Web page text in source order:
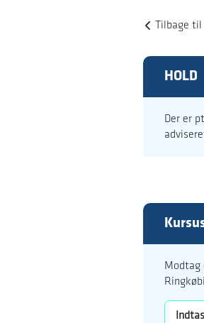
Tilbage
HOLD
Der er
Modtag